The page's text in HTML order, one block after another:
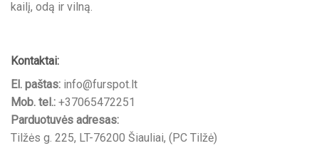
kailį, odą ir vilną.
Kontaktai:
El. paštas: info@furspot.lt
Mob. tel.: +37065472251
Parduotuvės adresas:
Tilžės g. 225, LT-76200 Šiauliai, (PC Tilžė)